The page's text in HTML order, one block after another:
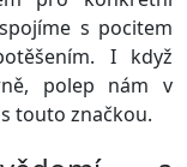
s pocitem
I když
polep nám v
touto značkou.